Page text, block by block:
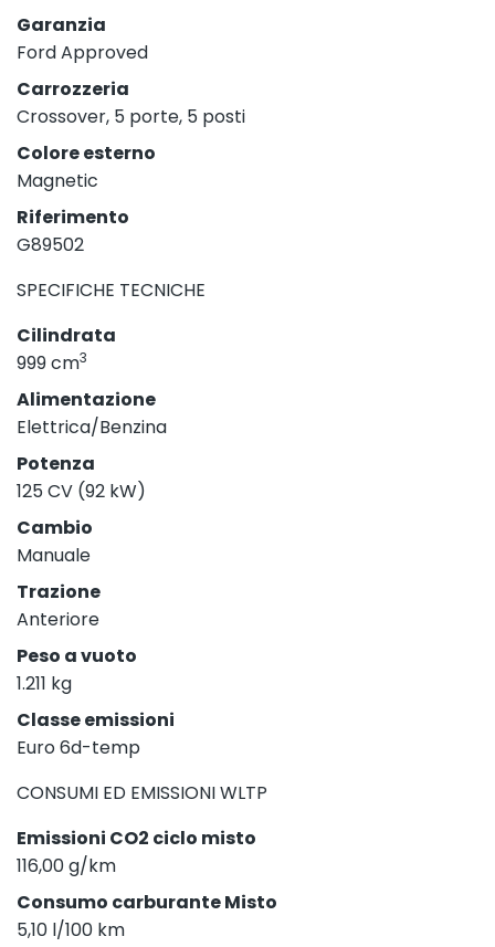
Garanzia
Ford Approved
Carrozzeria
Crossover, 5 porte, 5 posti
Colore esterno
Magnetic
Riferimento
G89502
SPECIFICHE TECNICHE
Cilindrata
999 cm3
Alimentazione
Elettrica/Benzina
Potenza
125 CV (92 kW)
Cambio
Manuale
Trazione
Anteriore
Peso a vuoto
1.211 kg
Classe emissioni
Euro 6d-temp
CONSUMI ED EMISSIONI WLTP
Emissioni CO2 ciclo misto
116,00 g/km
Consumo carburante Misto
5,10 l/100 km